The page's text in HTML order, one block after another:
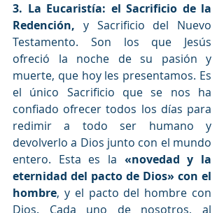
3. La Eucaristía: el Sacrificio de la
Redención, y Sacrificio del Nuevo
Testamento. Son los que Jesús
ofreció la noche de su pasión y
muerte, que hoy les presentamos. Es
el único Sacrificio que se nos ha
confiado ofrecer todos los días para
redimir a todo ser humano y
devolverlo a Dios junto con el mundo
entero. Esta es la «novedad y la
eternidad del pacto de Dios» con el
hombre, y el pacto del hombre con
Dios. Cada uno de nosotros, al